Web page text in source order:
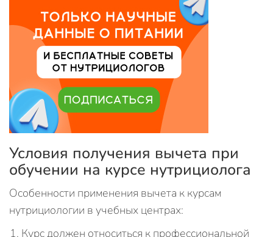
Условия получения вычета при
обучении на курсе нутрициолога
Особенности применения вычета к курсам
нутрициологии в учебных центрах:
Курс должен относиться к профессиональной